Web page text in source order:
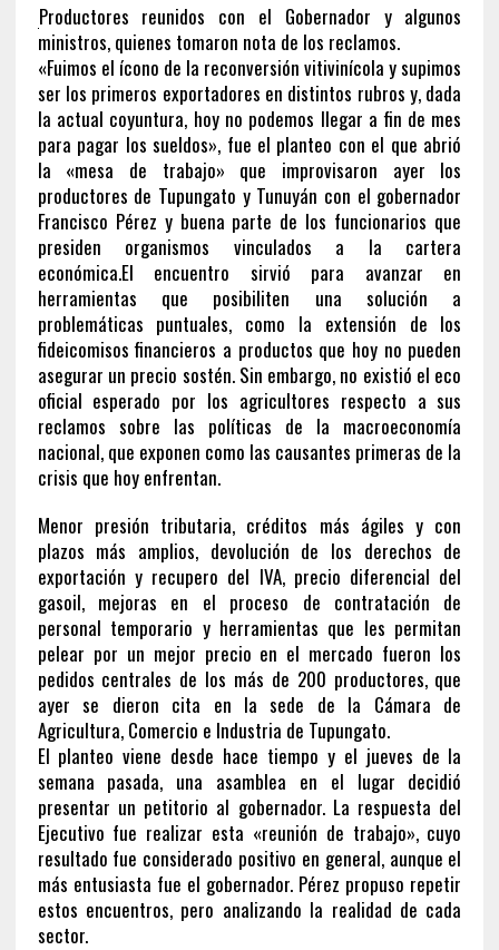
Productores reunidos con el Gobernador y algunos
ministros, quienes tomaron nota de los reclamos.
«Fuimos el ícono de la reconversión vitivinícola y supimos
ser los primeros exportadores en distintos rubros y, dada
la actual coyuntura, hoy no podemos llegar a fin de mes
para pagar los sueldos», fue el planteo con el que abrió
la «mesa de trabajo» que improvisaron ayer los
productores de Tupungato y Tunuyán con el gobernador
Francisco Pérez y buena parte de los funcionarios que
presiden organismos vinculados a la cartera
económica.El encuentro sirvió para avanzar en
herramientas que posibiliten una solución a
problemáticas puntuales, como la extensión de los
fideicomisos financieros a productos que hoy no pueden
asegurar un precio sostén. Sin embargo, no existió el eco
oficial esperado por los agricultores respecto a sus
reclamos sobre las políticas de la macroeconomía
nacional, que exponen como las causantes primeras de la
crisis que hoy enfrentan.
Menor presión tributaria, créditos más ágiles y con
plazos más amplios, devolución de los derechos de
exportación y recupero del IVA, precio diferencial del
gasoil, mejoras en el proceso de contratación de
personal temporario y herramientas que les permitan
pelear por un mejor precio en el mercado fueron los
pedidos centrales de los más de 200 productores, que
ayer se dieron cita en la sede de la Cámara de
Agricultura, Comercio e Industria de Tupungato.
El planteo viene desde hace tiempo y el jueves de la
semana pasada, una asamblea en el lugar decidió
presentar un petitorio al gobernador. La respuesta del
Ejecutivo fue realizar esta «reunión de trabajo», cuyo
resultado fue considerado positivo en general, aunque el
más entusiasta fue el gobernador. Pérez propuso repetir
estos encuentros, pero analizando la realidad de cada
sector.